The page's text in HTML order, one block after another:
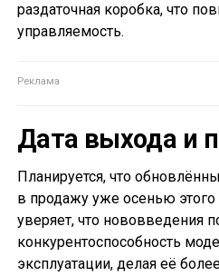
раздаточная коробка, что
управляемость.
Дата выхода и
Планируется, что
в продажу уже осенью этого
уверяет, что нововведения
конкурентоспособность
эксплуатации, делая её